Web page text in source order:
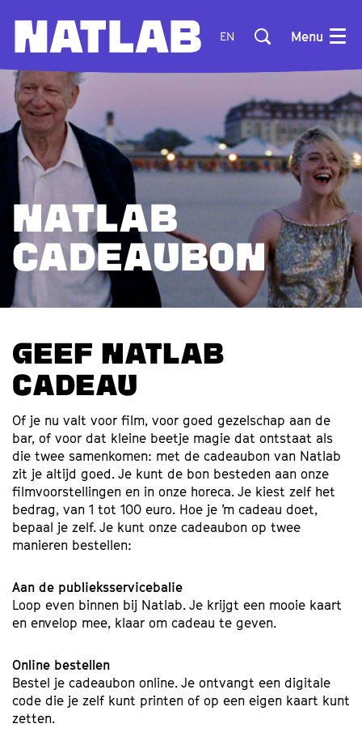
EN Menu
NATLAB
CADEAUBON
GEEF NATLAB
CADEAU
Of je nu valt voor film, voor goed gezelschap aan de
bar, of voor dat kleine beetje magie dat ontstaat als
die twee samenkomen: met de cadeaubon van Natlab
zit je altijd goed. Je kunt de bon besteden aan onze
filmvoorstellingen en in onze horeca. Je kiest zelf het
bedrag, van 1 tot 100 euro. Hoe je ’m cadeau doet,
bepaal je zelf. Je kunt onze cadeaubon op twee
manieren bestellen:
Aan de publieksservicebalie
Loop even binnen bij Natlab. Je krijgt een mooie kaart
en envelop mee, klaar om cadeau te geven.
Online bestellen
Bestel je cadeaubon online. Je ontvangt een digitale
code die je zelf kunt printen of op een eigen kaart kunt
zetten.